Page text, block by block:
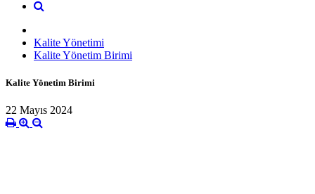
Kalite Yönetimi
Kalite Yönetim Birimi
Kalite Yönetim Birimi
22 Mayıs 2024